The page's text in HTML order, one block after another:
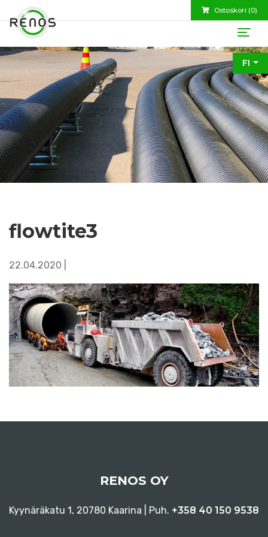
Ostoskori (0)
FI
flowtite3
22.04.2020 |
RENOS OY
Kyynäräkatu 1, 20780 Kaarina | Puh. +358 40 150 9538